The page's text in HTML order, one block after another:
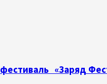
«Заряд